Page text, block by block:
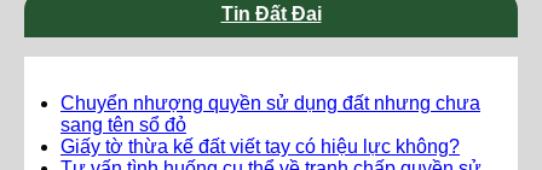
Tin Đất Đai
Chuyển nhượng quyền sử dụng đất nhưng chưa
sang tên sổ đỏ
Giấy tờ thừa kế đất viết tay có hiệu lực không?